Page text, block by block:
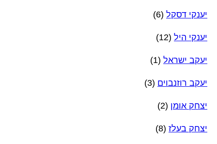
יענקי דסקל (6)
יענקי היל (12)
יעקב ישראל (1)
יעקב רוזנבוים (3)
יצחק אומן (2)
יצחק בעלז (8)